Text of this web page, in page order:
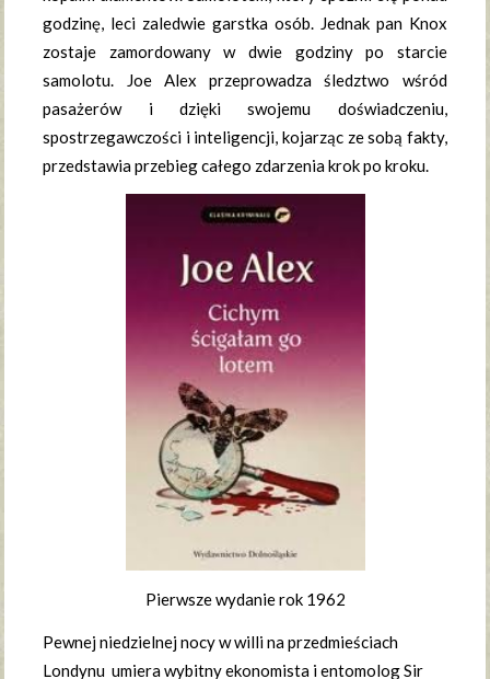
godzinę, leci zaledwie garstka osób. Jednak pan Knox
zostaje zamordowany w dwie godziny po starcie
samolotu. Joe Alex przeprowadza śledztwo wśród
pasażerów i dzięki swojemu doświadczeniu,
spostrzegawczości i inteligencji, kojarząc ze sobą fakty,
przedstawia przebieg całego zdarzenia krok po kroku.
Pierwsze wydanie rok 1962
Pewnej niedzielnej nocy w willi na przedmieściach
Londynu umiera wybitny ekonomista i entomolog Sir